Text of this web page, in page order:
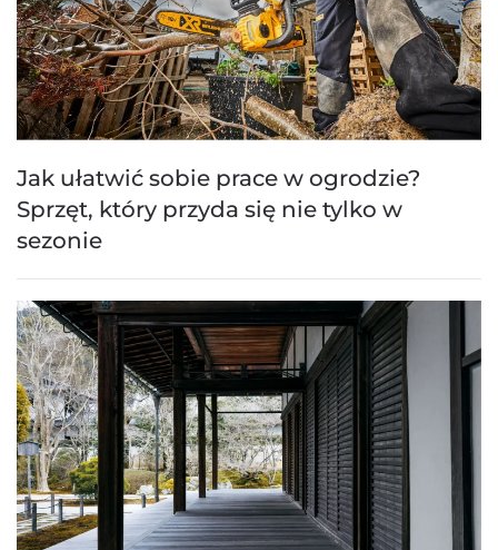
Jak ułatwić sobie prace w ogrodzie?
Sprzęt, który przyda się nie tylko w
sezonie